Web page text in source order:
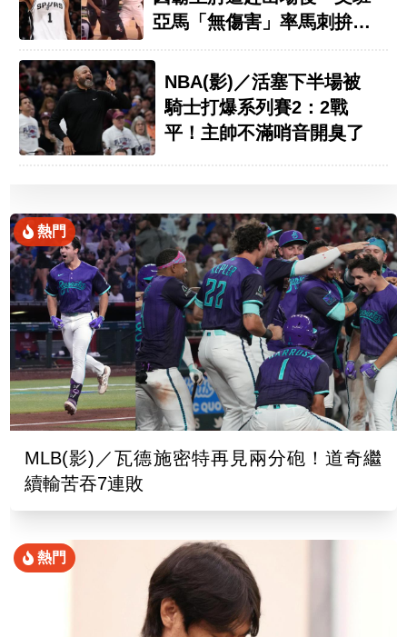
亞馬「無傷害」率馬刺拚聽
NBA(影)／活塞下半場被
騎士打爆系列賽2：2戰
平！主帥不滿哨音開臭了
熱門
MLB(影)／瓦德施密特再見兩分砲！道奇繼
續輸苦吞7連敗
熱門